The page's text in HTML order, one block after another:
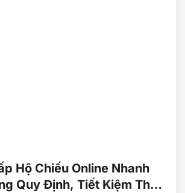
Hộ Chiếu Online Nhanh
Quy Định, Tiết Kiệm Thời